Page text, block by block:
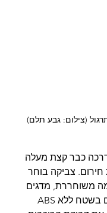
(צילום: גבע תלם)
כבר קצת מעלה
צביקה בוחר
משוחררת, מדגים